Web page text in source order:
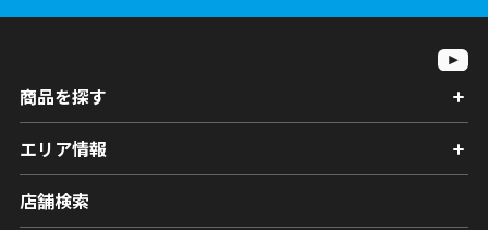
商品を探す
エリア情報
店舗検索